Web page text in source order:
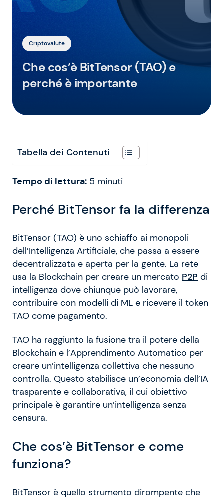
Criptovalute
Che cos’è BitTensor (TAO) e
perché è importante
Tabella dei Contenuti
Tempo di lettura: 5 minuti
Perché BitTensor fa la differenza
BitTensor (TAO) è uno schiaffo ai monopoli
dell’Intelligenza Artificiale, che passa a essere
decentralizzata e aperta per la gente. La rete
usa la Blockchain per creare un mercato P2P di
intelligenza dove chiunque può lavorare,
contribuire con modelli di ML e ricevere il token
TAO come pagamento.
TAO ha raggiunto la fusione tra il potere della
Blockchain e l’Apprendimento Automatico per
creare un’intelligenza collettiva che nessuno
controlla. Questo stabilisce un’economia dell’IA
trasparente e collaborativa, il cui obiettivo
principale è garantire un’intelligenza senza
censura.
Che cos’è BitTensor e come
funziona?
BitTensor è quello strumento dirompente che